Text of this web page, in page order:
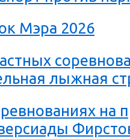
Мэра 2026
лыжная
на